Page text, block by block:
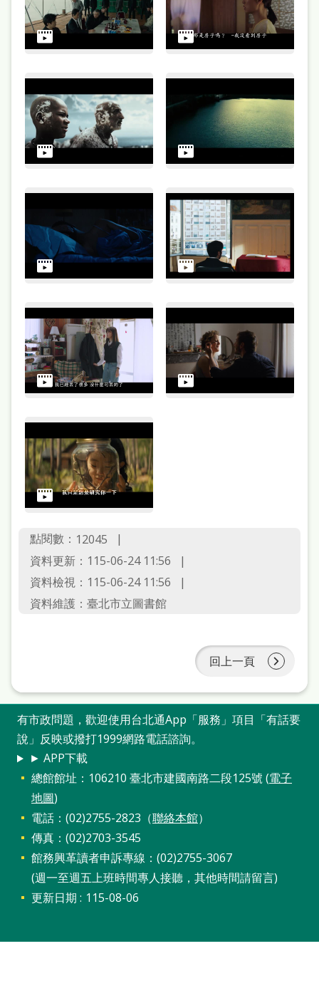
點閱數： 12045
資料更新：115-06-24 11:56
資料檢視：115-06-24 11:56
資料維護：臺北市立圖書館
回上一頁
有市政問題，歡迎使用台北通App「服務」項目「有話要
說」反映或撥打1999網路電話諮詢。
► APP下載
總館館址：106210 臺北市建國南路二段125號 (電子
地圖)
電話：(02)2755-2823（聯絡本館）
傳真：(02)2703-3545
館務興革讀者申訴專線：(02)2755-3067
(週一至週五上班時間專人接聽，其他時間請留言)
更新日期
115-08-06